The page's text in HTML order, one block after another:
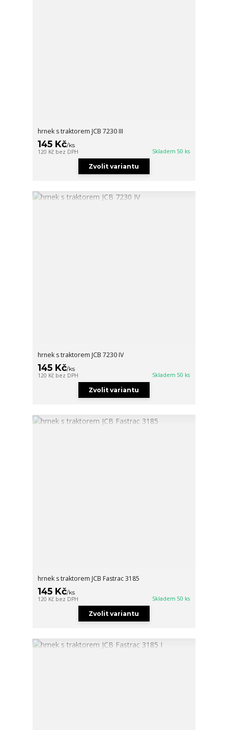
hrnek s traktorem JCB 7230 III
145 Kč/ks
120 Kč bez DPH Skladem 50 ks
Zvolit variantu
hrnek s traktorem JCB 7230 IV
145 Kč/ks
120 Kč bez DPH Skladem 50 ks
Zvolit variantu
hrnek s traktorem JCB Fastrac 3185
145 Kč/ks
120 Kč bez DPH Skladem 50 ks
Zvolit variantu